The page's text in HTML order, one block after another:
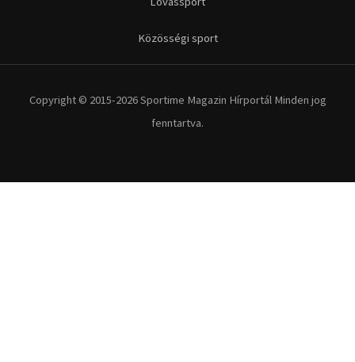
Közösségi sport
Copyright © 2015-2026 Sportime Magazin Hírportál Minden jog
fenntartva.